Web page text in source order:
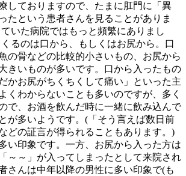
しておりますので、たまに肛門に「異
たという患者さんを見ることがありま
いた病院ではもっと頻繁にありまし
るのは口から、もしくはお尻から。口
の骨などの比較的小さいもの、お尻から
きいものが多いです。口から入ったもの
かお尻がちくちくして痛い」といった主
くわからないことも多いのですが、多く
で、お酒を飲んだ時に一緒に飲み込んで
が多いようです。(「そう言えば数日前
どの証言が得られることもあります。)
い印象です。一方、お尻から入った方は
～～」が入ってしまったとして来院され
さんは中年以降の男性に多い印象で(も